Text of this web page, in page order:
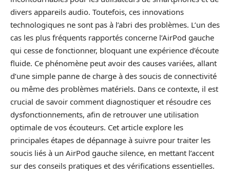
divers appareils audio. Toutefois, ces innovations
technologiques ne sont pas à l’abri des problèmes. L’un des
cas les plus fréquents rapportés concerne l’AirPod gauche
qui cesse de fonctionner, bloquant une expérience d’écoute
fluide. Ce phénomène peut avoir des causes variées, allant
d’une simple panne de charge à des soucis de connectivité
ou même des problèmes matériels. Dans ce contexte, il est
crucial de savoir comment diagnostiquer et résoudre ces
dysfonctionnements, afin de retrouver une utilisation
optimale de vos écouteurs. Cet article explore les
principales étapes de dépannage à suivre pour traiter les
soucis liés à un AirPod gauche silence, en mettant l’accent
sur des conseils pratiques et des vérifications essentielles.